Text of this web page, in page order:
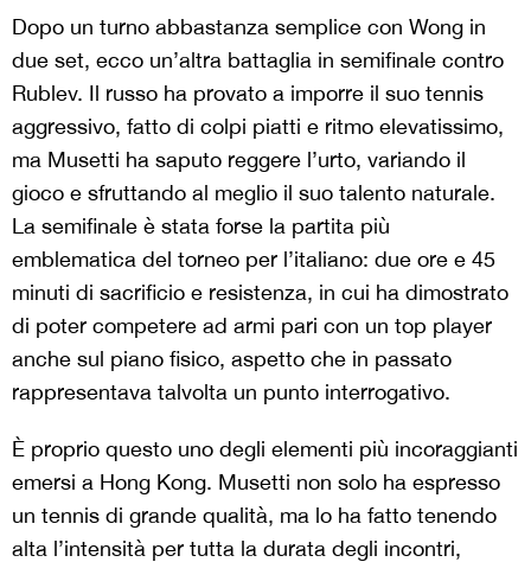
Dopo un turno abbastanza semplice con Wong in
due set, ecco un’altra battaglia in semifinale contro
Rublev. Il russo ha provato a imporre il suo tennis
aggressivo, fatto di colpi piatti e ritmo elevatissimo,
ma Musetti ha saputo reggere l’urto, variando il
gioco e sfruttando al meglio il suo talento naturale.
La semifinale è stata forse la partita più
emblematica del torneo per l’italiano: due ore e 45
minuti di sacrificio e resistenza, in cui ha dimostrato
di poter competere ad armi pari con un top player
anche sul piano fisico, aspetto che in passato
rappresentava talvolta un punto interrogativo.
È proprio questo uno degli elementi più incoraggianti
emersi a Hong Kong. Musetti non solo ha espresso
un tennis di grande qualità, ma lo ha fatto tenendo
alta l’intensità per tutta la durata degli incontri,